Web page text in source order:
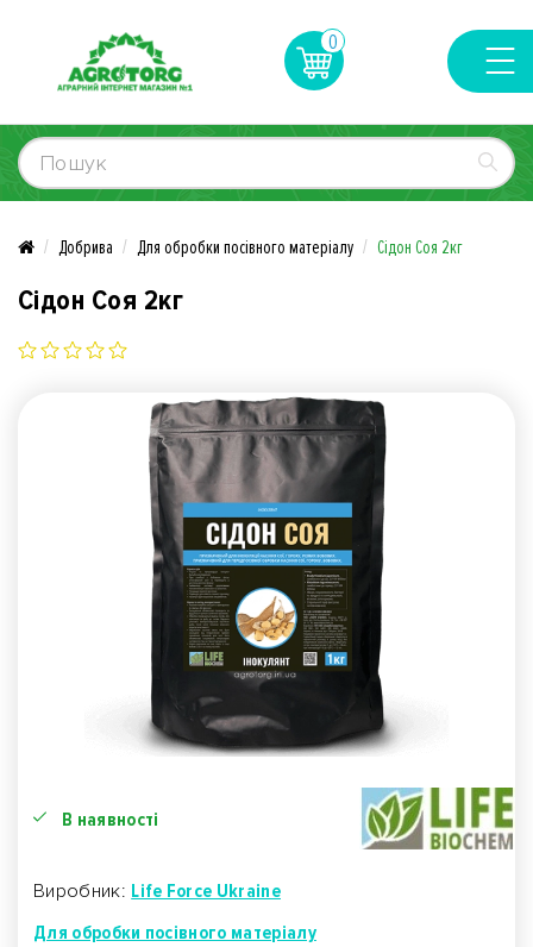
0
Добрива Для обробки посівного матеріалу Сідон Соя 2кг
Сідон Соя 2кг
В наявності
Виробник: Life Force Ukraine
Для обробки посівного матеріалу